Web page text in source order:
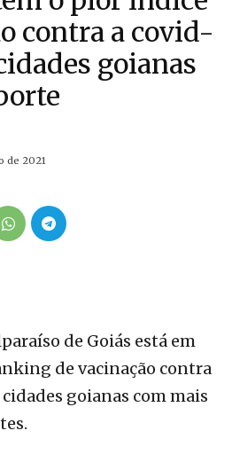
contra a covid-
goianas
de 2021
de Goiás está em
de vacinação contra
goianas com mais